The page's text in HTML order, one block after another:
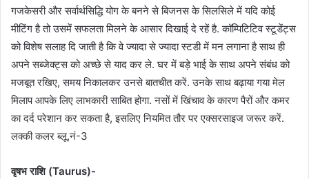
गजकेसरी और सर्वार्थसिद्धि योग के बनने से बिजनस के सिलसिले में यदि कोई
मीटिंग है तो उसमें सफलता मिलने के आसार दिखाई दे रहें है. कॉम्पिटिटिव स्टूडेंट्स
को विशेष सलाह दि जाती है कि वे ज्यादा से ज्यादा स्टडी में मन लगाना है साथ ही
अपने सब्जेक्ट्स को अच्छे से याद कर ले. घर में बड़े भाई के साथ अपने संबंध को
मजबूत रखिए, समय निकालकर उनसे बातचीत करें. उनके साथ बढ़ाया गया मेल
मिलाप आपके लिए लाभकारी साबित होगा. नसों में खिंचाव के कारण पैरों और कमर
का दर्द परेशान कर सकता है, इसलिए नियमित तौर पर एक्सरसाइज जरूर करें.
लक्की कलर ब्लू,नं-3
वृषभ राशि (Taurus)-